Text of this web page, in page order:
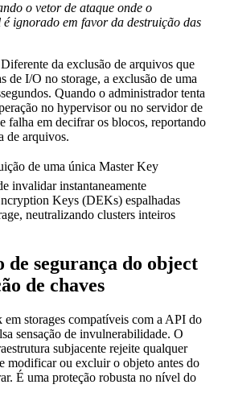
o vetor de ataque onde o
ignorado em favor da destruição das
da exclusão de arquivos que
de I/O no storage, a exclusão de uma
Quando o administrador tenta
no hypervisor ou no servidor de
falha em decifrar os blocos, reportando
de arquivos.
de uma única Master Key
invalidar instantaneamente
Keys (DEKs) espalhadas
neutralizando clusters inteiros
de segurança do object
de chaves
storages compatíveis com a API do
sensação de invulnerabilidade. O
subjacente rejeite qualquer
modificar ou excluir o objeto antes do
É uma proteção robusta no nível do